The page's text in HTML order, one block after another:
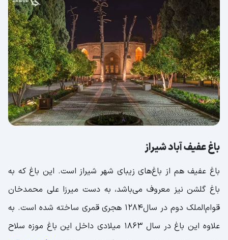
باغ عفیف آباد شیراز
باغ عفیف هم از باغ‌های زیبای شهر شیراز است. این باغ که به
باغ گلشن نیز معروف می‌باشد، به دست میرزا علی محمدخان
قوام‌الملک دوم در سال1284 هجری قمری ساخته شده است. به
علاوه این باغ در سال 1863 میلادی داخل این باغ موزه سلاح